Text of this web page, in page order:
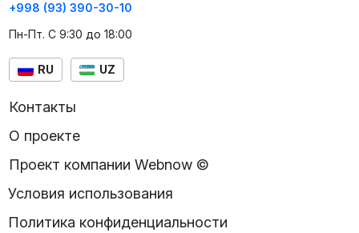
+998 (93) 390-30-10
Пн-Пт. С 9:30 до 18:00
RU UZ
Контакты
О проекте
Проект компании Webnow ©
Условия использования
Политика конфиденциальности